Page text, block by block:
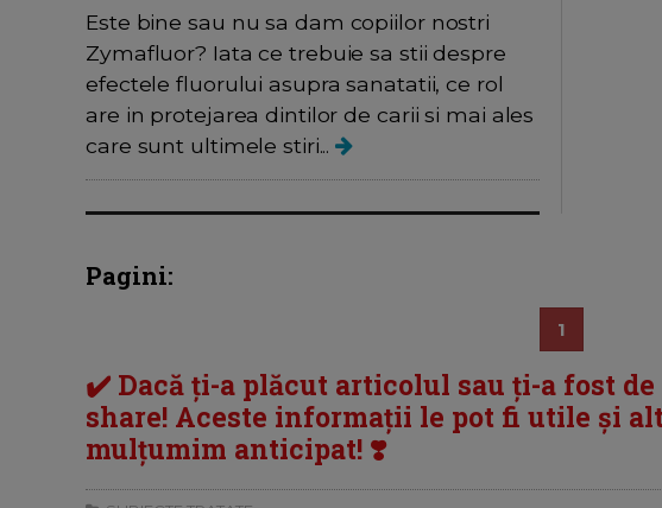
Este bine sau nu sa dam copiilor nostri
Zymafluor? Iata ce trebuie sa stii despre
efectele fluorului asupra sanatatii, ce rol
are in protejarea dintilor de carii si mai ales
care sunt ultimele stiri...
Pagini:
1
✔️ Dacă ți-a plăcut articolul sau ți-a fost
share! Aceste informații le pot fi utile și
mulțumim anticipat! ❣️